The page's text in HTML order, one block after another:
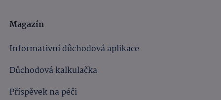
Magazín
Informativní důchodová aplikace
Důchodová kalkulačka
Příspěvek na péči